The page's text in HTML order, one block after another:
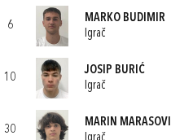
6
MARKO BUDIMIR
Igrač
10
JOSIP BURIĆ
Igrač
30
MARIN
Igrač